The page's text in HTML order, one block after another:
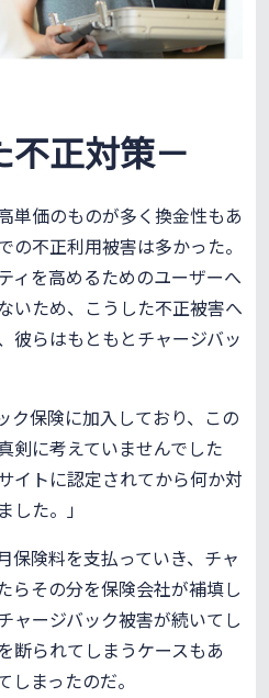
正対策－
単価のものが多く換金性もあ
の不正利用被害は多かった。
ィを高めるためのユーザーへ
いため、こうした不正被害へ
彼らはもともとチャージバッ
ク保険に加入しており、この
剣に考えていませんでした
イトに認定されてから何か対
した。」
保険料を支払っていき、チャ
らその分を保険会社が補填し
ャージバック被害が続いてし
断られてしまうケースもあ
しまったのだ。